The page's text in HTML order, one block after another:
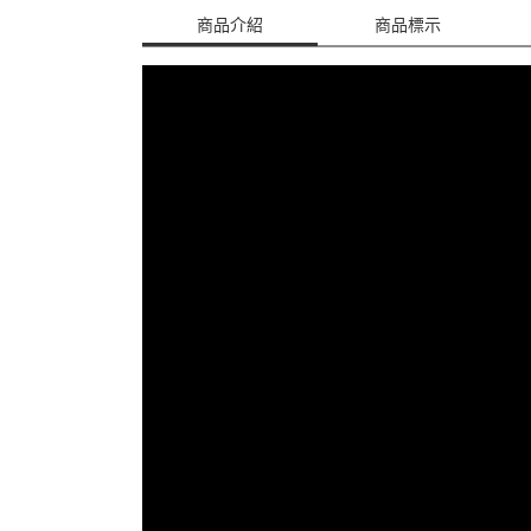
商品介紹 商品標示